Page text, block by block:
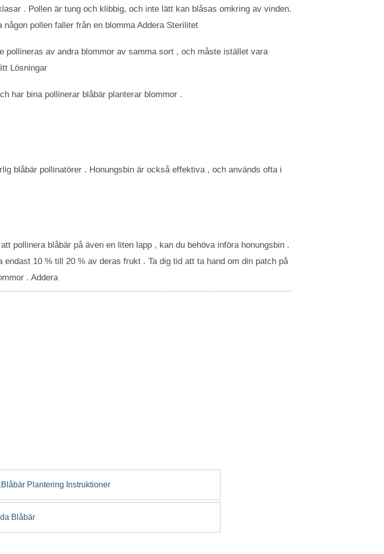
. Pollen är tung och klibbig, och inte lätt kan blåsas omkring av vinden.
pollen faller från en blomma Addera Sterilitet
pollineras av andra blommor av samma sort , och måste istället vara
Lösningar
har bina pollinerar blåbär planterar blommor .
blåbär pollinatörer . Honungsbin är också effektiva , och används ofta i
pollinera blåbär på även en liten lapp , kan du behöva införa honungsbin .
10 % till 20 % av deras frukt . Ta dig tid att ta hand om din patch på
. Addera
Plantering Instruktioner
Blåbär